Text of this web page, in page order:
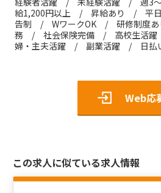
給1,200円以上 / 昇給あり / 平
告制 / WワークOK / 研修制度
務 / 社会保険完備 / 高校生活
婦・主夫活躍 / 副業活躍 / 日払
Web応
この求人に似ている求人情報